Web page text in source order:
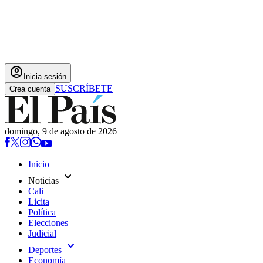
account_circle Inicia sesión
Crea cuenta SUSCRÍBETE
domingo, 9 de agosto de 2026
Inicio
Noticias expand_more
Cali
Licita
Política
Elecciones
Judicial
Deportes expand_more
Economía